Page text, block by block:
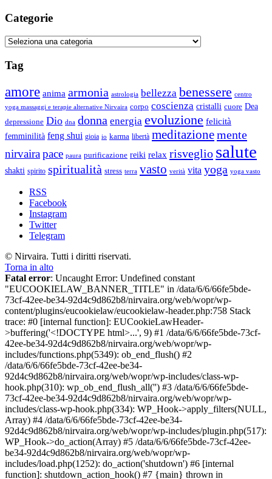
Cosmico”,
personalizzato
Categorie
Categorie
Tag
amore anima armonia astrologia bellezza benessere centro
yoga massaggi e terapie alternative Nirvaira corpo coscienza cristalli cuore Dea
depressione Dio dna donna energia evoluzione felicità
femminilità feng shui gioia io karma libertà meditazionemente
nirvairapace paura purificazione reiki relax risveglio salute
shakti spirito spiritualità stress terra vasto verità vita yoga yoga vasto
RSS
Facebook
Instagram
Twitter
Telegram
© Nirvaira. Tutti i diritti riservati.
Torna in alto
Fatal error: Uncaught Error: Undefined constant
"EUCOOKIELAW_BANNER_TITLE" in /data/6/6/66fe5bde-
73cf-42ee-be34-92d4c9d862b8/nirvaira.org/web/wopr/wp-
content/plugins/eucookielaw/eucookielaw-header.php:758 Stack
trace: #0 [internal function]: EUCookieLawHeader-
>buffering('<!DOCTYPE html>...', 9) #1 /data/6/6/66fe5bde-73cf-
42ee-be34-92d4c9d862b8/nirvaira.org/web/wopr/wp-
includes/functions.php(5349): ob_end_flush() #2
/data/6/6/66fe5bde-73cf-42ee-be34-
92d4c9d862b8/nirvaira.org/web/wopr/wp-includes/class-wp-
hook.php(310): wp_ob_end_flush_all('') #3 /data/6/6/66fe5bde-
73cf-42ee-be34-92d4c9d862b8/nirvaira.org/web/wopr/wp-
includes/class-wp-hook.php(334): WP_Hook->apply_filters(NULL,
Array) #4 /data/6/6/66fe5bde-73cf-42ee-be34-
92d4c9d862b8/nirvaira.org/web/wopr/wp-includes/plugin.php(517):
WP_Hook->do_action(Array) #5 /data/6/6/66fe5bde-73cf-42ee-
be34-92d4c9d862b8/nirvaira.org/web/wopr/wp-
includes/load.php(1252): do_action('shutdown') #6 [internal
function]: shutdown_action_hook() #7 {main} thrown in